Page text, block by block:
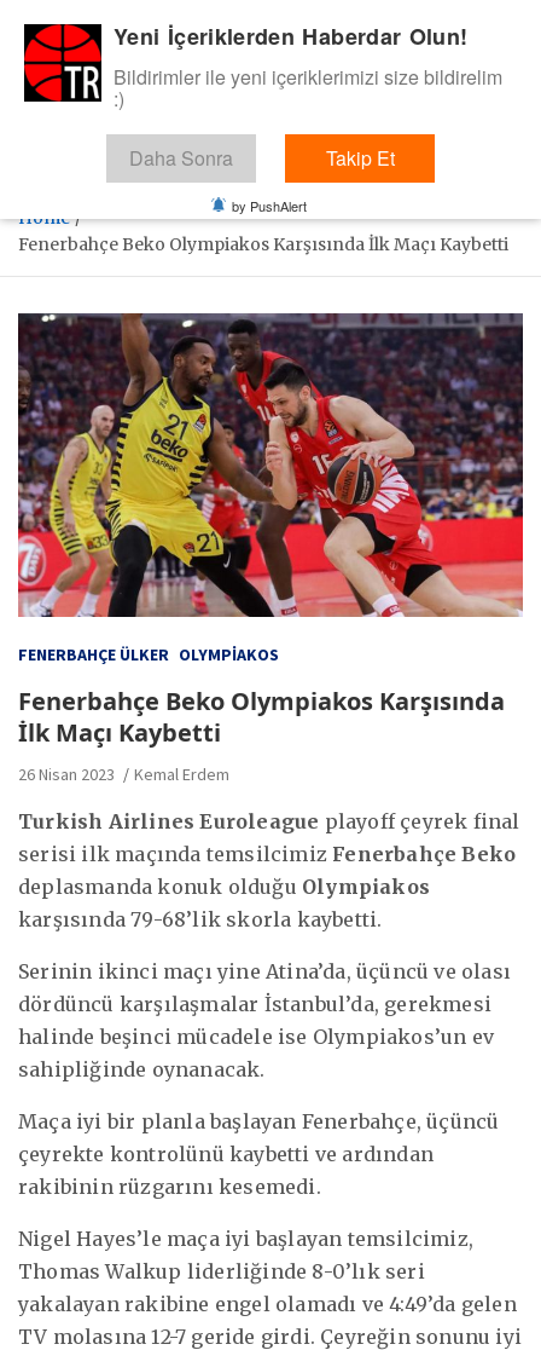
content
BasketTR
Sol dip çizgiden bir basket de bizden gelsin dedik.
Home
Fenerbahçe Beko Olympiakos Karşısında İlk Maçı Kaybetti
FENERBAHÇE ÜLKER OLYMPIAKOS
Fenerbahçe Beko Olympiakos Karşısında
İlk Maçı Kaybetti
26 Nisan 2023 Kemal Erdem
Turkish Airlines Euroleague playoff çeyrek final
serisi ilk maçında temsilcimiz Fenerbahçe Beko
deplasmanda konuk olduğu Olympiakos
karşısında 79-68’lik skorla kaybetti.
Serinin ikinci maçı yine Atina’da, üçüncü ve olası
dördüncü karşılaşmalar İstanbul’da, gerekmesi
halinde beşinci mücadele ise Olympiakos’un ev
sahipliğinde oynanacak.
Maça iyi bir planla başlayan Fenerbahçe, üçüncü
çeyrekte kontrolünü kaybetti ve ardından
rakibinin rüzgarını kesemedi.
Nigel Hayes’le maça iyi başlayan temsilcimiz,
Thomas Walkup liderliğinde 8-0’lık seri
yakalayan rakibine engel olamadı ve 4:49’da gelen
TV molasına 12-7 geride girdi. Çeyreğin sonunu iyi
Yeni İçeriklerden Haberdar Olun!
Bildirimler ile yeni içeriklerimizi size bildirelim
:)
Daha Sonra Takip Et
by PushAlert